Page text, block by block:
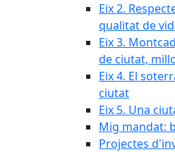
Eix 2.
qualitat de
Eix 3.
de ciutat,
Eix 4. El
ciutat
Eix 5. Una
Mig mandat:
Projectes